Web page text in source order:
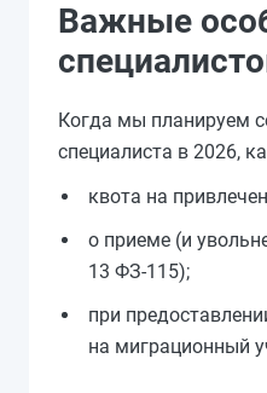
Важные
Когда мы планируем
специалиста в 2026,
квота на
о приеме (и
13 ФЗ-115);
при
на миграционный